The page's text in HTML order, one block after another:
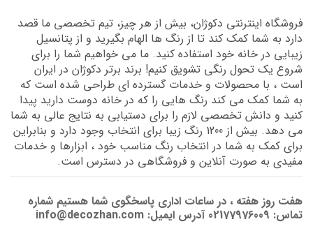
فروشگاه اینترنتی دکوژان، بیش از هر چیز، تیم تخصصی ما قصد
دارد به شما کمک کند تا از رنگ ها الهام بگیرید و از پتانسیل
زیبایی در خانه خود استفاده کنید. ما می خواهیم شما را برای
شروع یک تحول رنگی تشویق کنیم! برند برتر دکوژان در ایران
است ، با محصولات و خدمات گسترده ای طراحی شده است که
به شما کمک می کند رنگ هایی را که در خانه دوست دارید پیدا
کنید و دانش تخصصی لازم را برای دستیابی به نتایج عالی به شما
می دهد. بیش از 1200 رنگ زیبا برای انتخاب وجود دارد و بنابراین
برای کمک به شما در انتخاب رنگ مناسب خود ، ابزارها و خدمات
مفیدی به صورت آنلاین و فروشگاهی در دسترس است.
هفت روز هفته ، در ساعات اداری پاسخگوی شما هستیم شماره
تماس: 02177976009 آدرس ایمیل: info@decozhan.com